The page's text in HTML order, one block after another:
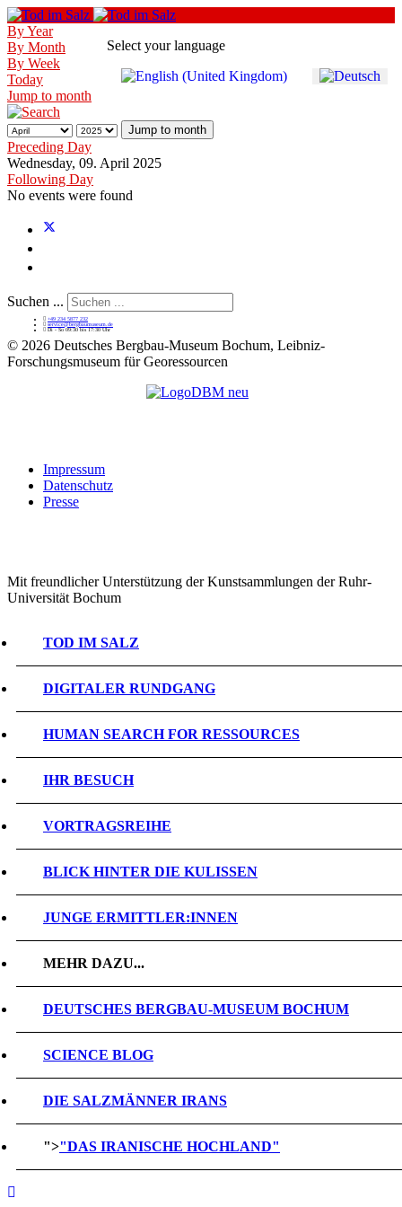
Select your language
By Year
By Month
By Week
Today
Jump to month
Jump to month
Preceding Day
Wednesday, 09. April 2025
Following Day
No events were found
Suchen ...
+49 234 5877 232
service@bergbaumuseum.de
Di - So 09:30 bis 17:30 Uhr
© 2026 Deutsches Bergbau-Museum Bochum, Leibniz-
Forschungsmuseum für Georessourcen
Impressum
Datenschutz
Presse
Mit freundlicher Unterstützung der Kunstsammlungen der Ruhr-
Universität Bochum
TOD IM SALZ
DIGITALER RUNDGANG
HUMAN SEARCH FOR RESSOURCES
IHR BESUCH
VORTRAGSREIHE
BLICK HINTER DIE KULISSEN
JUNGE ERMITTLER:INNEN
MEHR DAZU...
DEUTSCHES BERGBAU-MUSEUM BOCHUM
SCIENCE BLOG
DIE SALZMÄNNER IRANS
">"DAS IRANISCHE HOCHLAND"